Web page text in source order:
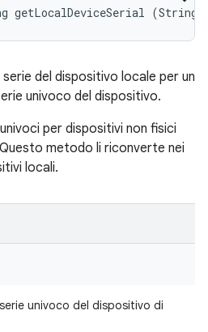
getLocalDeviceSerial (String
del dispositivo locale per un
univoco del dispositivo.
per dispositivi non fisici
metodo li riconverte nei
locali.
univoco del dispositivo di